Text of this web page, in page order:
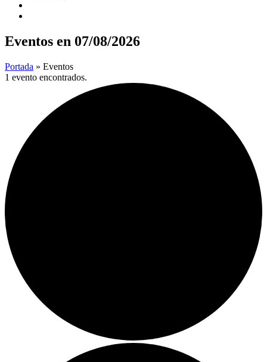
Eventos en 07/08/2026
Portada » Eventos
1 evento encontrados.